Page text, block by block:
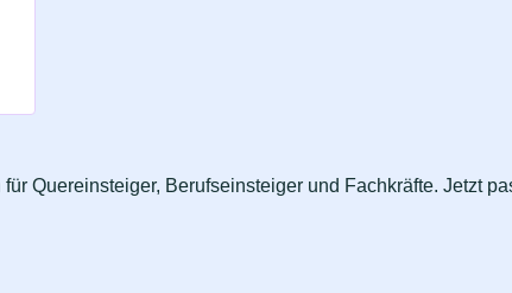
Quereinsteiger, Berufseinsteiger und Fachkräfte. Jetzt